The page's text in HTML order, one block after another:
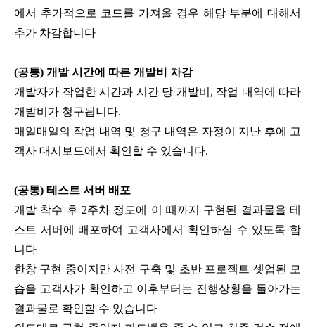
에서 추가적으로 코드를 가져올 경우 해당 부분에 대해서
추가 차감합니다
(공통) 개발 시간에 따른 개발비 차감
개발자가 작업한 시간과 시간 당 개발비, 작업 내역에 따라
개발비가 청구됩니다.
매일매일의 작업 내역 및 청구 내역은 자정이 지난 후에 고
객사 대시보드에서 확인할 수 있습니다.
(공통) 테스트 서버 배포
개발 착수 후 2주차 정도에 이 때까지 구현된 결과물을 테
스트 서버에 배포하여 고객사에서 확인하실 수 있도록 합
니다
한창 구현 중이지만 사전 구축 및 초반 프로젝트 셋업된 모
습을 고객사가 확인하고 이후부터는 진행상황을 돌아가는
결과물로 확인할 수 있습니다